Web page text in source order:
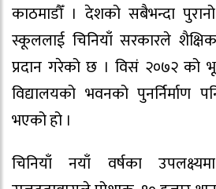
काठमाडौँ । देशको सबैभन्दा
स्कूललाई चिनियाँ सरकारले
प्रदान गरेको छ । विसं २०७२ को
विद्यालयको भवनको पुनर्निर्माण
भएको हो ।
चिनियाँ नयाँ वर्षका